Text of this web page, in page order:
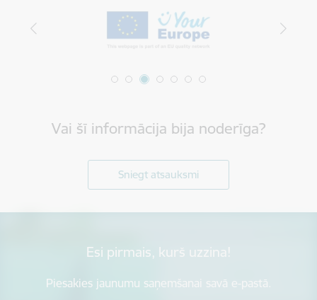
Vai šī informācija bija noderīga?
Sniegt atsauksmi
Esi pirmais, kurš uzzina!
Piesakies jaunumu saņemšanai savā e-pastā.